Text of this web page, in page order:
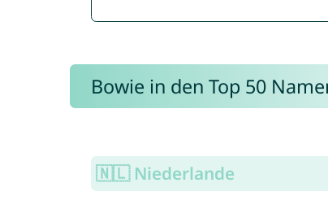
Bowie in den Top 50
🇳🇱 Niederlande